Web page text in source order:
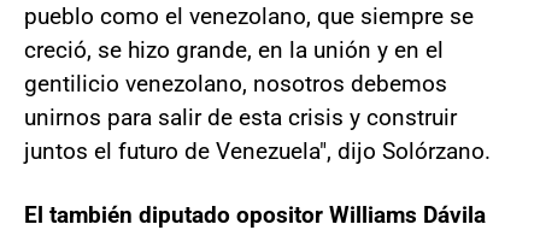
pueblo como el venezolano, que siempre se
creció, se hizo grande, en la unión y en el
gentilicio venezolano, nosotros debemos
unirnos para salir de esta crisis y construir
juntos el futuro de Venezuela", dijo Solórzano.
El también diputado opositor Williams Dávila